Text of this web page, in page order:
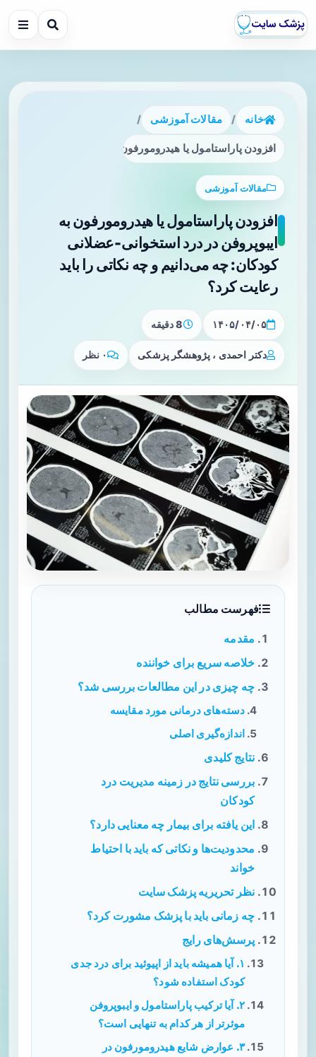
خانه / مقالات آموزشی /
افزودن پاراستامول یا هیدرومورفون به ایبوپروفن در درد
مقالات آموزشی
افزودن پاراستامول یا هیدرومورفون به
ایبوپروفن در درد استخوانی-عضلانی
کودکان: چه می‌دانیم و چه نکاتی را باید
رعایت کرد؟
۱۴۰۵/۰۴/۰۵ 8 دقیقه
دکتر احمدی ، پژوهشگر پزشکی ۰ نظر
فهرست مطالب
مقدمه
خلاصه سریع برای خواننده
چه چیزی در این مطالعات بررسی شد؟
دسته‌های درمانی مورد مقایسه
اندازه‌گیری اصلی
نتایج کلیدی
بررسی نتایج در زمینه مدیریت درد
کودکان
این یافته برای بیمار چه معنایی دارد؟
محدودیت‌ها و نکاتی که باید با احتیاط
خواند
نظر تحریریه پزشک سایت
چه زمانی باید با پزشک مشورت کرد؟
پرسش‌های رایج
۱. آیا همیشه باید از اپیوئید برای درد جدی
کودک استفاده شود؟
۲. آیا ترکیب پاراستامول و ایبوپروفن
موثرتر از هر کدام به تنهایی است؟
۳. عوارض شایع هیدرومورفون در